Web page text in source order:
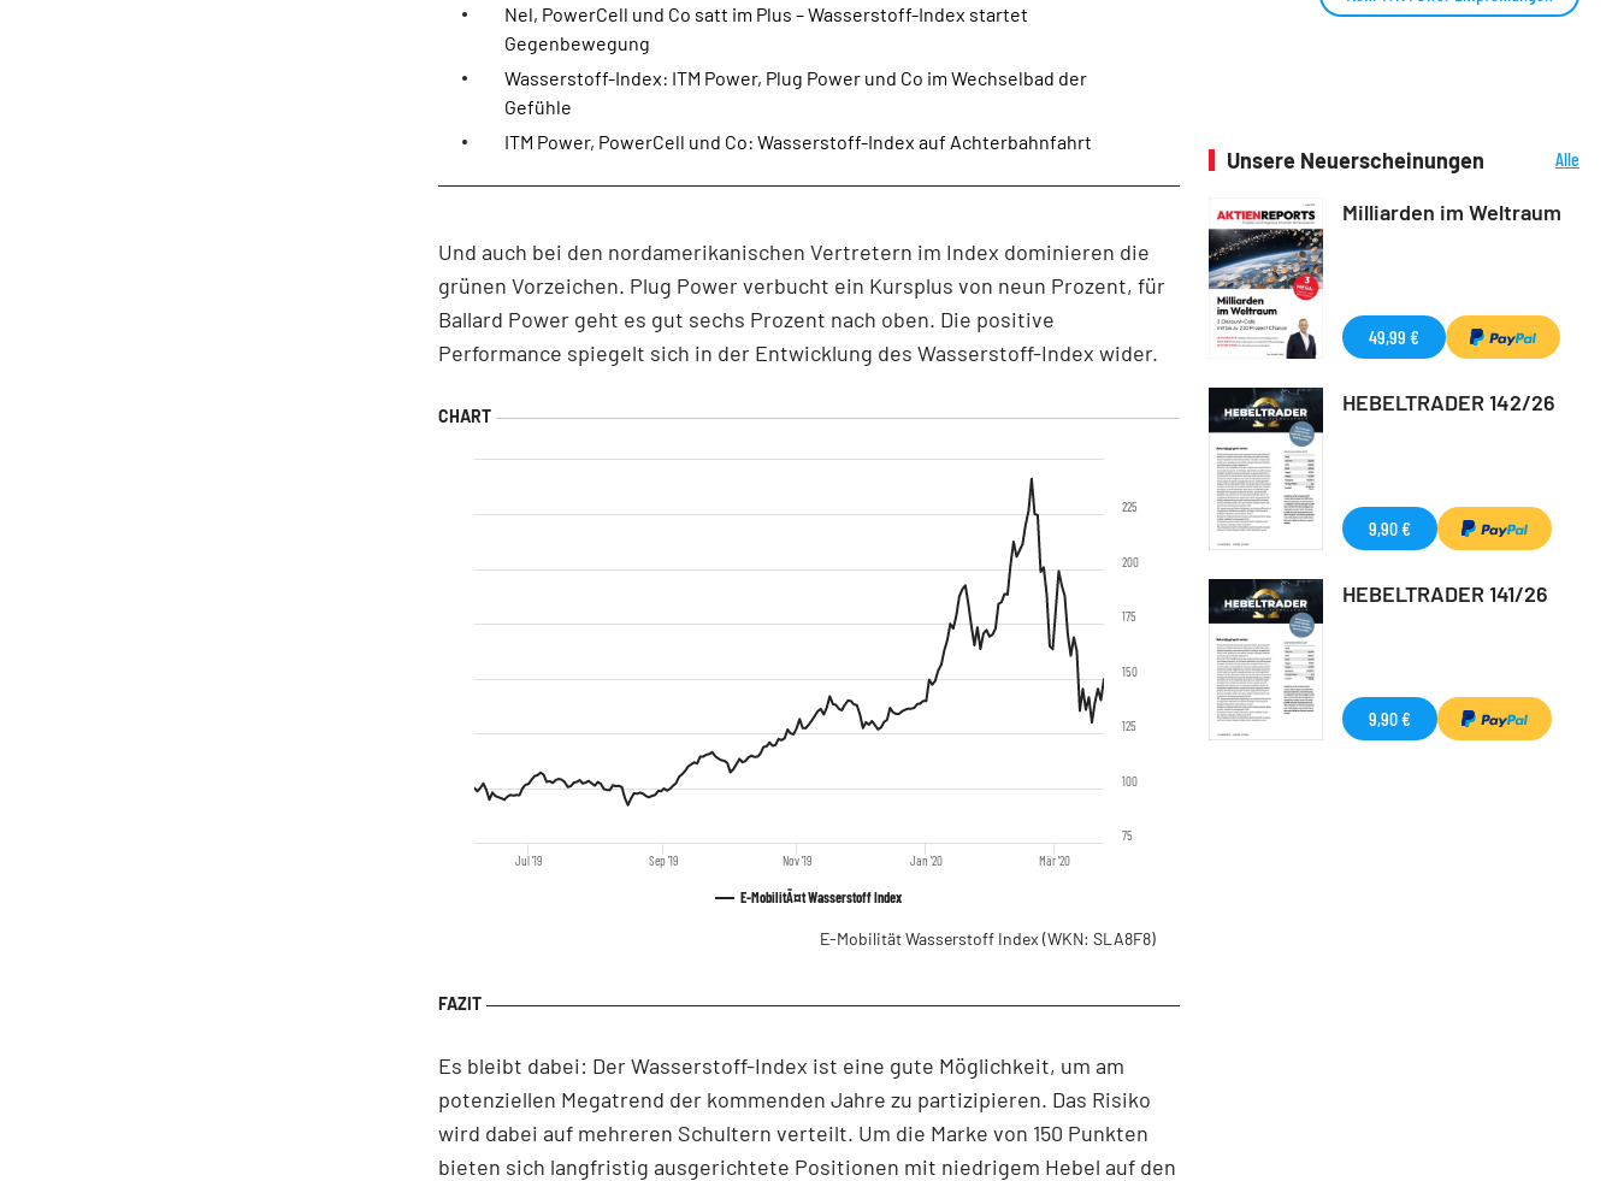
Nel, PowerCell und Co satt im Plus – Wasserstoff-Index startet
Gegenbewegung
Wasserstoff-Index: ITM Power, Plug Power und Co im Wechselbad der
Gefühle
ITM Power, PowerCell und Co: Wasserstoff-Index auf Achterbahnfahrt
Und auch bei den nordamerikanischen Vertretern im Index dominieren die
grünen Vorzeichen. Plug Power verbucht ein Kursplus von neun Prozent, für
Ballard Power geht es gut sechs Prozent nach oben. Die positive
Performance spiegelt sich in der Entwicklung des Wasserstoff-Index wider.
E-MobilitÃ¤t Wasserstoff Index
Jul '19 Sep '19 Nov '19 Jan '20 Mär '20
75
100
125
150
175
200
225
E-Mobilität Wasserstoff Index (WKN: SLA8F8)
Es bleibt dabei: Der Wasserstoff-Index ist eine gute Möglichkeit, um am
potenziellen Megatrend der kommenden Jahre zu partizipieren. Das Risiko
wird dabei auf mehreren Schultern verteilt. Um die Marke von 150 Punkten
bieten sich langfristig ausgerichtete Positionen mit niedrigem Hebel auf den
Unsere Neuerscheinungen
Alle
Milliarden im Weltraum
49,99 €
HEBELTRADER 142/26
9,90 €
HEBELTRADER 141/26
9,90 €